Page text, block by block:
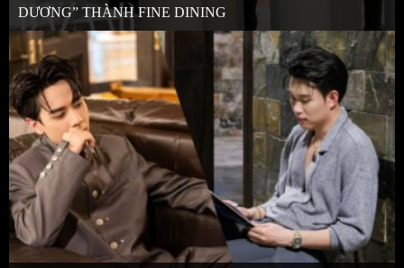
DƯƠNG” THÀNH FINE DINING